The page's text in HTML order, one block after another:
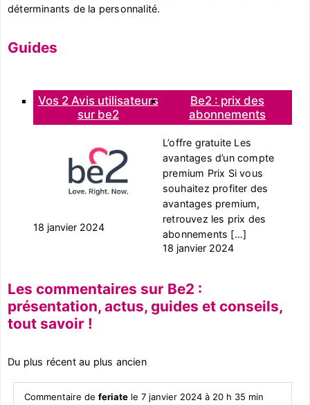
déterminants de la personnalité.
Guides
Vos 2 Avis utilisateurs
sur be2
18 janvier 2024
Be2 : prix des
abonnements
L’offre gratuite Les
avantages d’un compte
premium Prix Si vous
souhaitez profiter des
avantages premium,
retrouvez les prix des
abonnements […]
18 janvier 2024
Les commentaires sur Be2 :
présentation, actus, guides et conseils,
tout savoir !
Du plus récent au plus ancien
Commentaire deferiate le 7 janvier 2024 à 20 h 35 min